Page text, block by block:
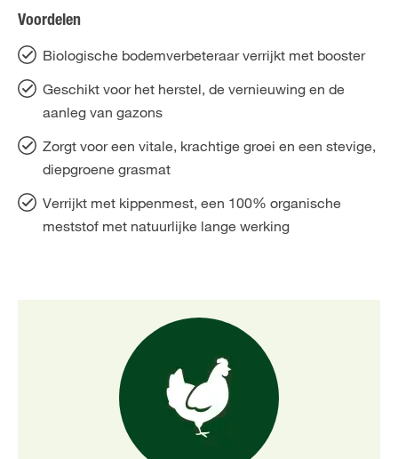
Voordelen
Biologische bodemverbeteraar verrijkt met booster
Geschikt voor het herstel, de vernieuwing en de
aanleg van gazons
Zorgt voor een vitale, krachtige groei en een stevige,
diepgroene grasmat
Verrijkt met kippenmest, een 100% organische
meststof met natuurlijke lange werking